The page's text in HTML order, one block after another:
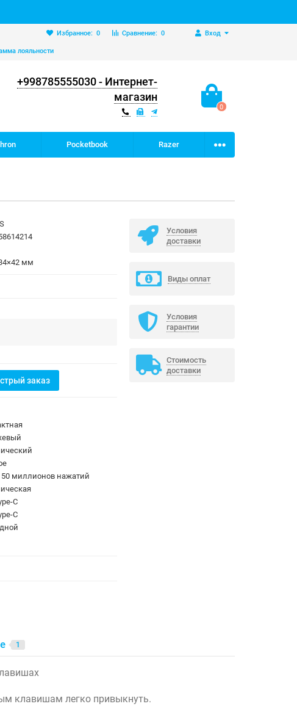
Вход
Сравнение: 0
Избранное: 0
лояльности
+998785555030 - Интернет-
магазин
0
Pocketbook Razer
мм
заказ
50 миллионов нажатий
C
C
Условия
доставки
Виды оплат
Условия
гарантии
Стоимость
доставки
1
клавишам легко привыкнуть.